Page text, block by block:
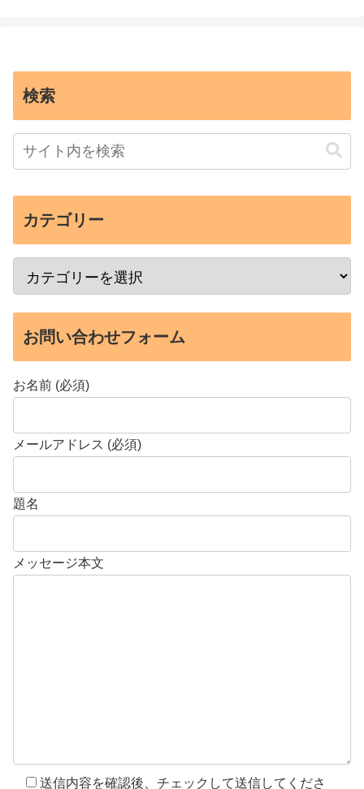
検索
カテゴリー
お問い合わせフォーム
お名前 (必須)
メールアドレス (必須)
題名
メッセージ本文
送信内容を確認後、チェックして送信してくださ